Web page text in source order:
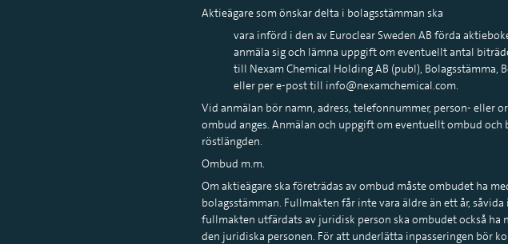
Aktieägare som önskar delta i bolagsstämman ska
vara införd i den av Euroclear Sweden AB förda
anmäla sig och lämna uppgift om eventuellt antal
till Nexam Chemical Holding AB (publ), Bolagsstämma,
eller per e-post till info@nexamchemical.com.
Vid anmälan bör namn, adress, telefonnummer, person-
ombud anges. Anmälan och uppgift om eventuellt ombud
röstlängden.
Ombud m.m.
Om aktieägare ska företrädas av ombud måste ombudet ha
bolagsstämman. Fullmakten får inte vara äldre än ett år,
fullmakten utfärdats av juridisk person ska ombudet också
den juridiska personen. För att underlätta inpasseringen bör